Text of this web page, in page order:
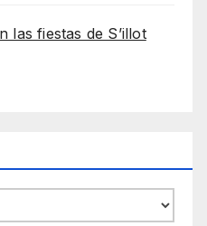
las fiestas de S’illot